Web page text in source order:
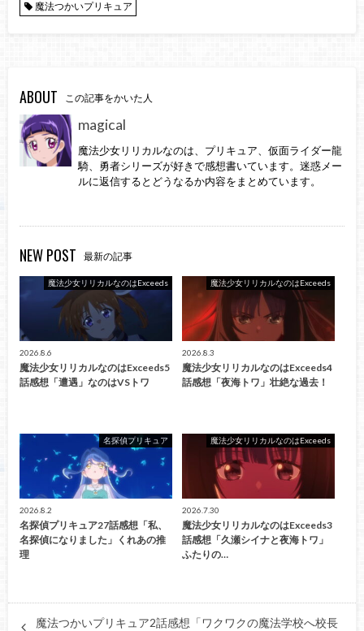
魔法つかいプリキュア
ABOUT この記事をかいた人
magical
魔法少女リリカルなのは、プリキュア、仮面ライダー龍
騎、勇者シリーズが好きで感想書いています。迷惑メー
ルに返信するとどうなるか内容をまとめています。
NEW POST 最新の記事
魔法少女リリカルなのはExceeds
2026.8.6
魔法少女リリカルなのはExceeds5
話感想「遭遇」なのはVSトワ
魔法少女リリカルなのはExceeds
2026.8.3
魔法少女リリカルなのはExceeds4
話感想「夜海トワ」壮絶な過去！
名探偵プリキュア
2026.8.2
名探偵プリキュア27話感想「私、
名探偵になりました」くれあの推
理
魔法少女リリカルなのはExceeds
2026.7.30
魔法少女リリカルなのはExceeds3
話感想「久瀬シイナと夜海トワ」
ふたりの…
魔法つかいプリキュア2話感想「ワクワクの魔法学校へ校長